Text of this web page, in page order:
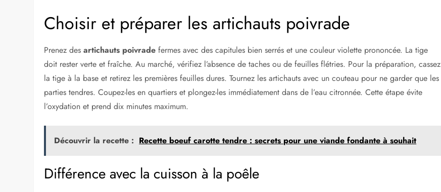
Choisir et préparer les artichauts poivrade
Prenez desartichauts poivrade fermes avec des capitules bien serrés et une couleur violette prononcée. La tige
doit rester verte et fraîche. Au marché, vérifiez l’absence de taches ou de feuilles flétries. Pour la préparation, cassez
la tige à la base et retirez les premières feuilles dures. Tournez les artichauts avec un couteau pour ne garder que les
parties tendres. Coupez-les en quartiers et plongez-les immédiatement dans de l’eau citronnée. Cette étape évite
l’oxydation et prend dix minutes maximum.
Découvrir la recette : Recette boeuf carotte tendre : secrets pour une viande fondante à souhait
Différence avec la cuisson à la poêle